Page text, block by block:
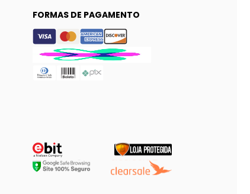
FORMAS DE PAGAMENTO